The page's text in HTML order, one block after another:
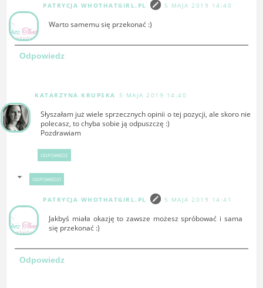
PATRYCJA WHOTHATGIRL.PL 5 MAJA 2019 14:40
Warto samemu się przekonać :)
Odpowiedz
KATARZYNA KRUPSKA 5 MAJA 2019 14:40
Słyszałam już wiele sprzecznych opinii o tej pozycji, ale skoro nie
polecasz, to chyba sobie ją odpuszczę :)
Pozdrawiam
ODPOWIEDZ
ODPOWIEDZI
PATRYCJA WHOTHATGIRL.PL 5 MAJA 2019 14:41
Jakbyś miała okazję to zawsze możesz spróbować i sama
się przekonać :)
Odpowiedz